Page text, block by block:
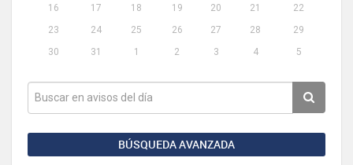
16
17 18 19 20 21
22
23
24 25 26 27 28
29
30
31 1 2 3 4 5
BÚSQUEDA AVANZADA